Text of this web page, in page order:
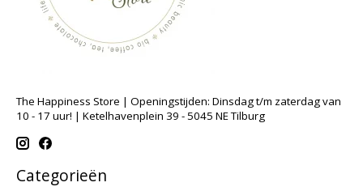
The Happiness Store | Openingstijden: Dinsdag t/m zaterdag van
10 - 17 uur! | Ketelhavenplein 39 - 5045 NE Tilburg
Categorieën